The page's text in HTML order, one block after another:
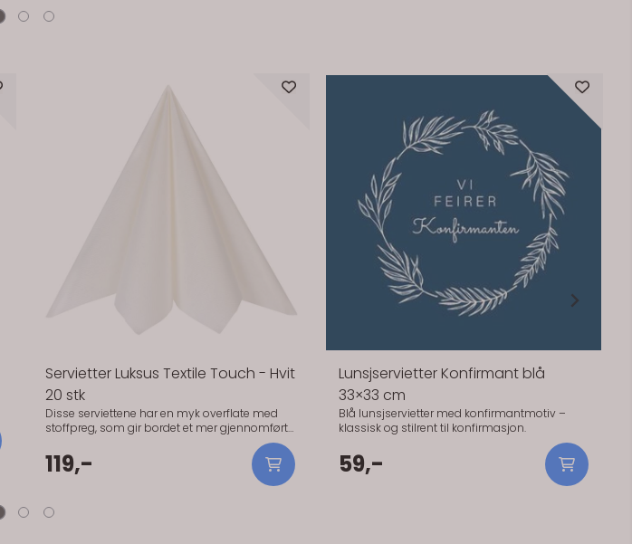
Servietter Elegance Hvit middag
Det enkle fungerer ofte best. Hvitt rydder opp i
middagen og er enkle å brette. Hvitt gjør at
resten av borddekkingen får mer plass.
Spesielt fint når du har blomster eller pynt
cm Antall: 15 stk Materiale: Papir (3-lags, FSC-
Servietter Elegance Pastel Rosa
middag
En myk rosatone på bordet. Fint når du vil
gjøre det litt varmere, og du vil dekke opp
godt sammen med hvitt og lyse tekstiler.
Praktisk info: - Størrelse: 40 x 40 cm - Antall:
stk - Materiale: Papir (3-lags, FSC-
Serie: Elegance
79,-